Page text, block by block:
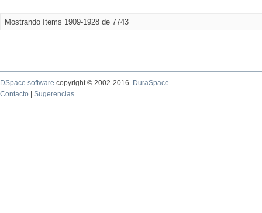
Mostrando ítems 1909-1928 de 7743
DSpace software copyright © 2002-2016
DuraSpace
Contacto
Sugerencias